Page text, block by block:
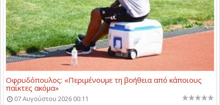
Οφρυδόπουλος: «Περιμένουμε τη βοήθεια από κάποιους
παίκτες ακόμα»
07 Αυγούστου 2026 00:11